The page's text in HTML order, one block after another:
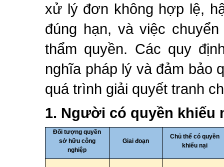
xử lý đơn không hợp lệ,
đúng hạn, và việc
thẩm quyền. Các quy
nghĩa pháp lý và đảm bảo
quá trình giải quyết tranh
1. Người có quyền khiếu
Đối tượng quyền
sở hữu công
nghiệp
Giai đoạn
Chủ thể có quyền
khiếu nại